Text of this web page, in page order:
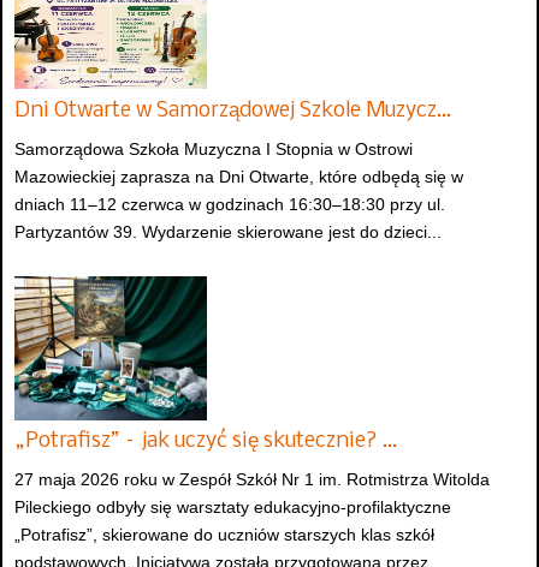
Dni Otwarte w Samorządowej Szkole Muzycz…
Samorządowa Szkoła Muzyczna I Stopnia w Ostrowi
Mazowieckiej zaprasza na Dni Otwarte, które odbędą się w
dniach 11–12 czerwca w godzinach 16:30–18:30 przy ul.
Partyzantów 39. Wydarzenie skierowane jest do dzieci...
„Potrafisz” – jak uczyć się skutecznie? …
27 maja 2026 roku w Zespół Szkół Nr 1 im. Rotmistrza Witolda
Pileckiego odbyły się warsztaty edukacyjno-profilaktyczne
„Potrafisz”, skierowane do uczniów starszych klas szkół
podstawowych. Inicjatywa została przygotowana przez